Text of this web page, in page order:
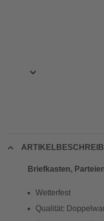
Briefkasten,
Wetterfest
Qualität: